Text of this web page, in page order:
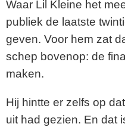
Waar Lil Kleine het
publiek de laatste
geven. Voor hem zat
schep bovenop: de
maken.
Hij hintte er zelfs op
uit had gezien. En dat